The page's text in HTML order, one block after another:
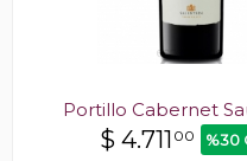
Portillo Cabernet
$ 4.711 00 %30